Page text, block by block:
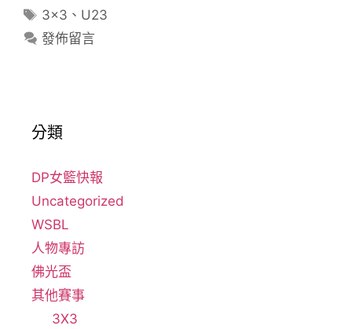
3x3 、 U23
發佈留言
分類
DP女籃快報
Uncategorized
WSBL
人物專訪
佛光盃
其他賽事
3X3